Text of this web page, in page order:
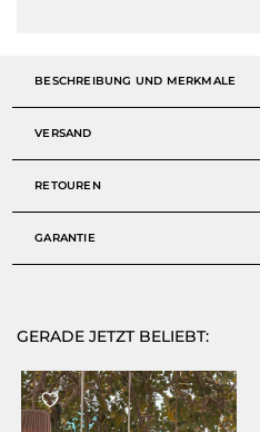
BESCHREIBUNG UND MERKMALE
VERSAND
RETOUREN
GARANTIE
GERADE JETZT BELIEBT: